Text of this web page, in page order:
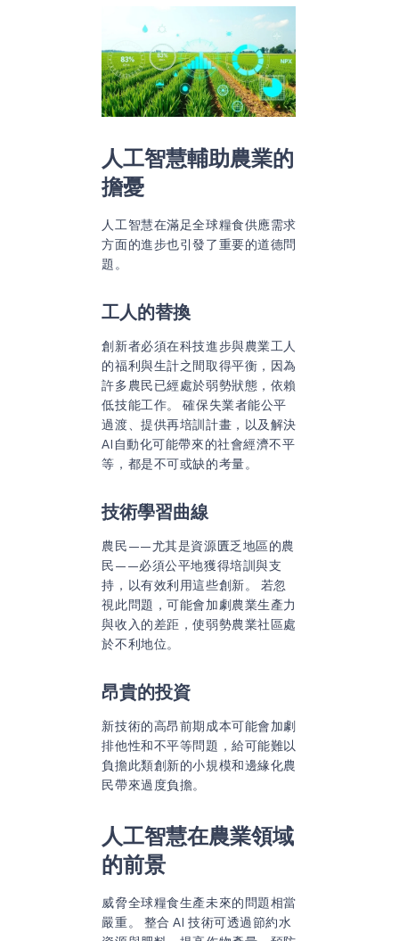
人工智慧輔助農業的
擔憂
人工智慧在滿足全球糧食供應需求
方面的進步也引發了重要的道德問
題。
工人的替換
創新者必須在科技進步與農業工人
的福利與生計之間取得平衡，因為
許多農民已經處於弱勢狀態，依賴
低技能工作。 確保失業者能公平
過渡、提供再培訓計畫，以及解決
AI自動化可能帶來的社會經濟不平
等，都是不可或缺的考量。
技術學習曲線
農民——尤其是資源匱乏地區的農
民——必須公平地獲得培訓與支
持，以有效利用這些創新。 若忽
視此問題，可能會加劇農業生產力
與收入的差距，使弱勢農業社區處
於不利地位。
昂貴的投資
新技術的高昂前期成本可能會加劇
排他性和不平等問題，給可能難以
負擔此類創新的小規模和邊緣化農
民帶來過度負擔。
人工智慧在農業領域
的前景
威脅全球糧食生產未來的問題相當
嚴重。 整合 AI 技術可透過節約水